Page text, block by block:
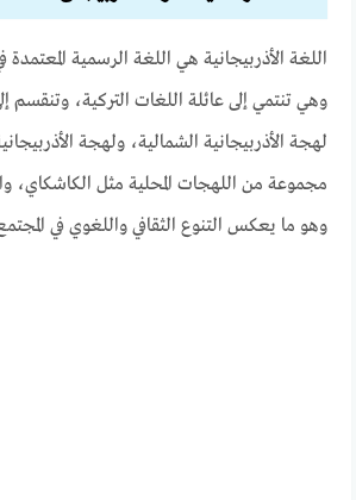
اللغة الأذربيجانية هي اللغة الرسمية المعتمدة
وهي تنتمي إلى عائلة اللغات التركية، وتنقسم
لهجة الأذربيجانية الشمالية، ولهجة
مجموعة من اللهجات المحلية مثل الكاشكاي،
وهو ما يعكس التنوع الثقافي واللغوي في